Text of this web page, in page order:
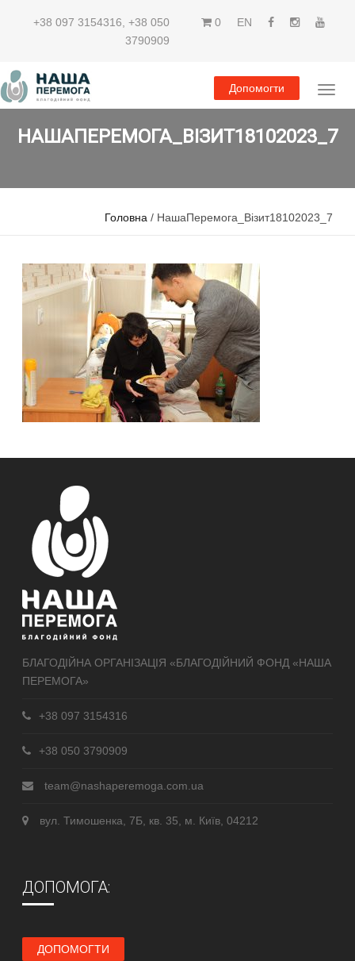
+38 097 3154316 +38 050
3790909
0 EN
Допомогти
НАШАПЕРЕМОГА_ВІЗИТ18102023_7
Головна / НашаПеремога_Візит18102023_7
БЛАГОДІЙНА ОРГАНІЗАЦІЯ «БЛАГОДІЙНИЙ ФОНД «НАША
ПЕРЕМОГА»
+38 097 3154316
+38 050 3790909
team@nashaperemoga.com.ua
вул. Тимошенка, 7Б, кв. 35, м. Київ, 04212
ДОПОМОГА:
ДОПОМОГТИ